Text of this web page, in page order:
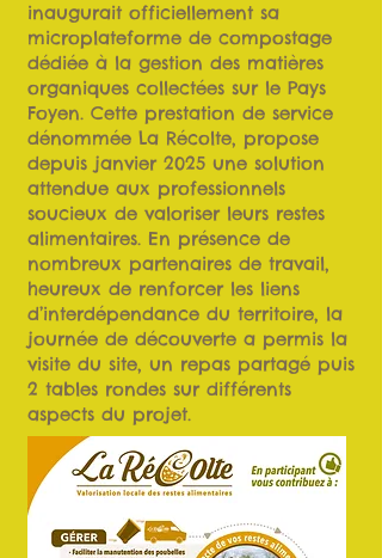
inaugurait officiellement sa
microplateforme de compostage
dédiée à la gestion des matières
organiques collectées sur le Pays
Foyen. Cette prestation de service
dénommée La Récolte, propose
depuis janvier 2025 une solution
attendue aux professionnels
soucieux de valoriser leurs restes
alimentaires. En présence de
nombreux partenaires de travail,
heureux de renforcer les liens
d’interdépendance du territoire, la
journée de découverte a permis la
visite du site, un repas partagé puis
2 tables rondes sur différents
aspects du projet.